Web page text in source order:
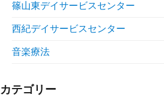
篠山東デイサービスセンター
西紀デイサービスセンター
音楽療法
カテゴリー